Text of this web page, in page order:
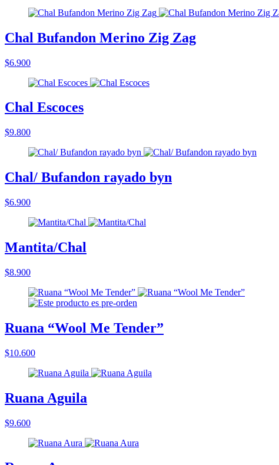
Chal Bufandon Merino Zig Zag
$6.900
Chal Escoces
$9.800
Chal/ Bufandon rayado byn
$6.900
Mantita/Chal
$8.900
Ruana “Wool Me Tender”
$10.600
Ruana Aguila
$9.600